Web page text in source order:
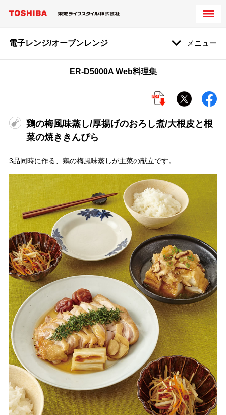
電子レンジ/オーブンレンジ メニュー
ER-D5000A Web料理集
鶏の梅風味蒸し/厚揚げのおろし煮/大根皮と根
菜の焼ききんぴら
3品同時に作る、鶏の梅風味蒸しが主菜の献立です。